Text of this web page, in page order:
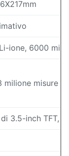
ione, 6000
milione misure
3.5-inch TFT,